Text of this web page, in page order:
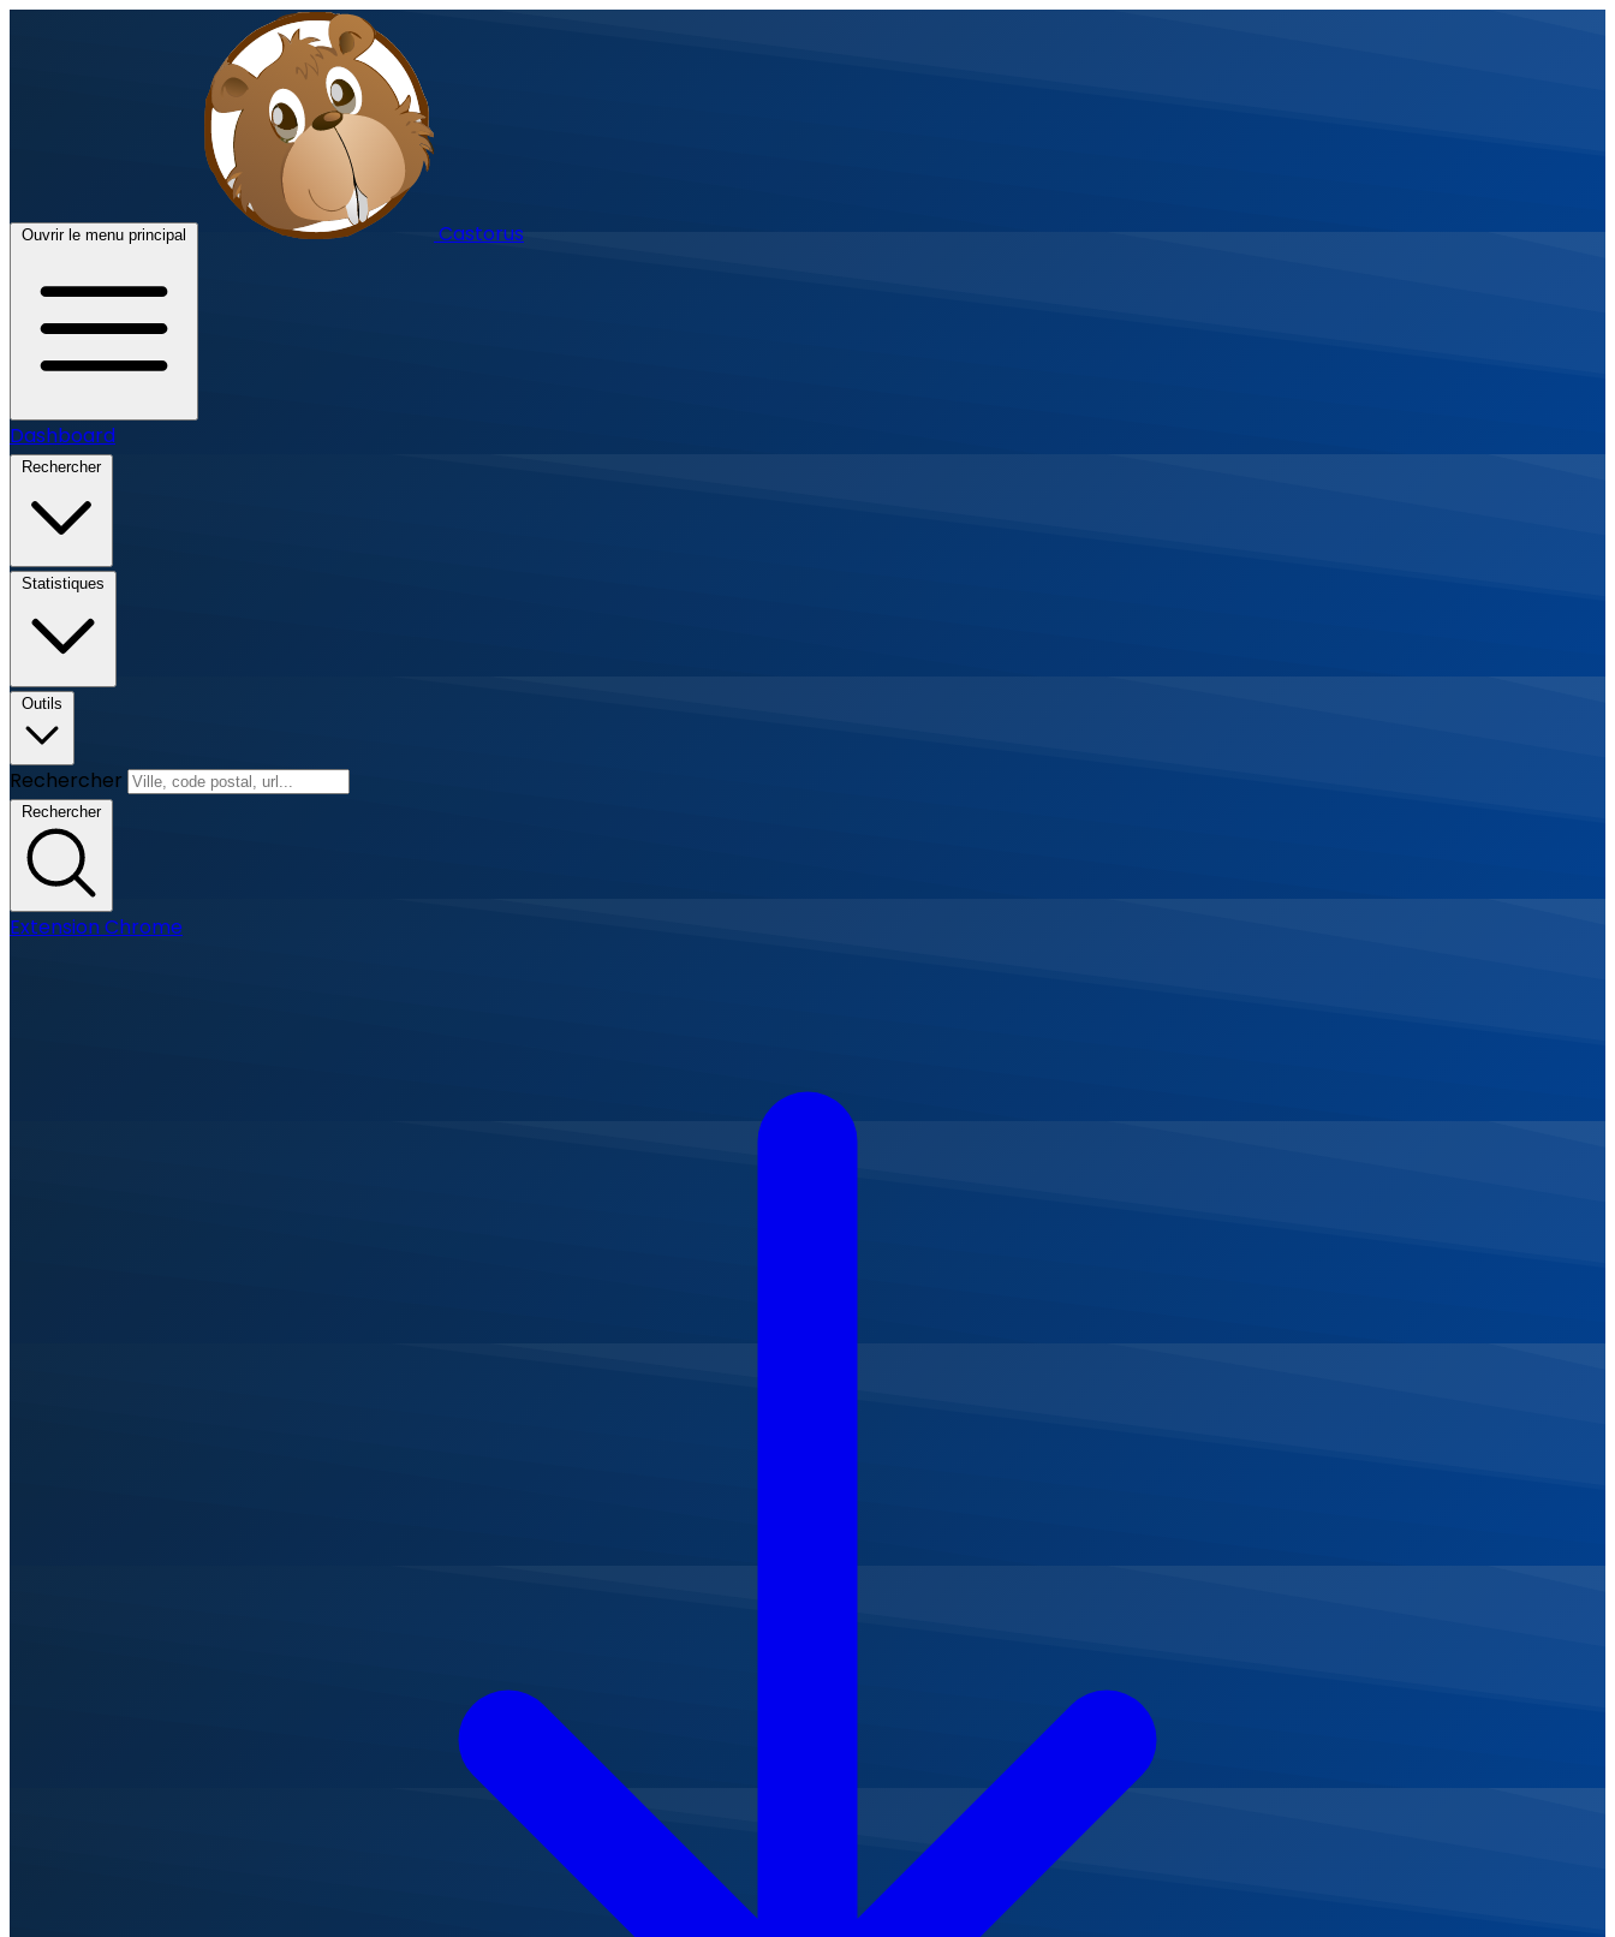
Ouvrir le menu principal Castorus
Dashboard
Rechercher
Statistiques
Outils
Rechercher
Rechercher
Extension Chrome